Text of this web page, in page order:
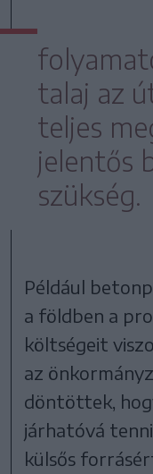
talaj az
teljes
jelentős
szükség.
Például
a földben a
költségeit
az
döntöttek,
járhatóvá
külsős